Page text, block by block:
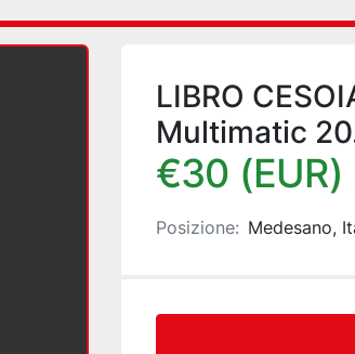
LIBRO
Multimatic
€30 (EUR)
Posizione: Medesano,